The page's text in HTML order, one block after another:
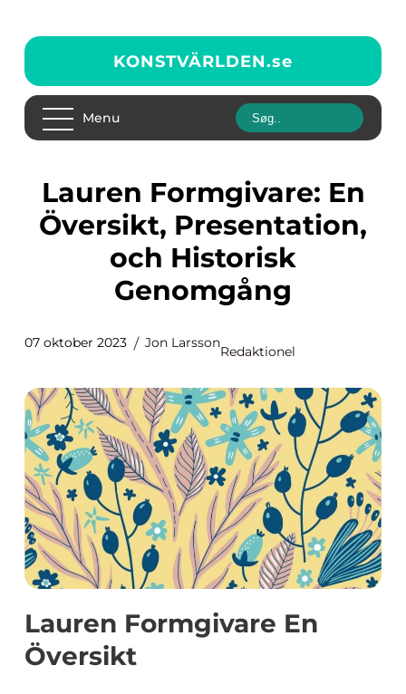
KONSTVÄRLDEN.se
Menu
Lauren Formgivare: En
Översikt, Presentation,
och Historisk
Genomgång
07 oktober 2023 Jon Larsson
Redaktionel
Lauren Formgivare En
Översikt